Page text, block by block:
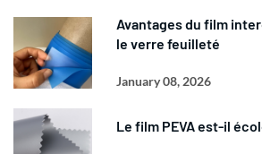
Avantages du film
le verre feuilleté
January 08, 2026
Le film PEVA est-il